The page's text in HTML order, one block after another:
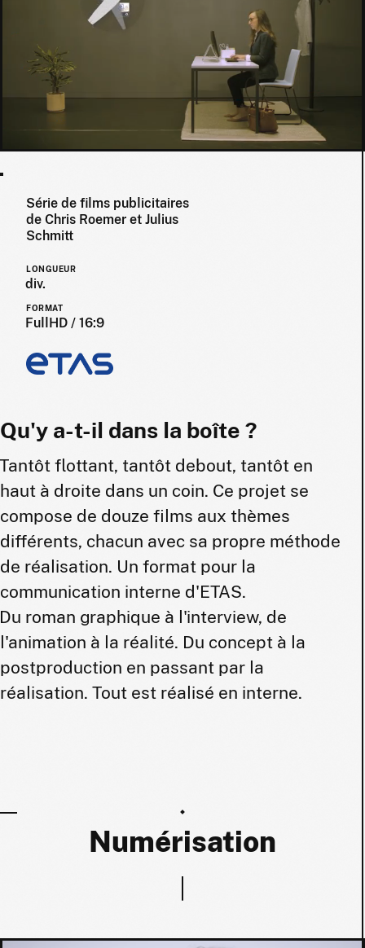
Série de films publicitaires
de Chris Roemer et Julius
Schmitt
LONGUEUR
div.
FORMAT
FullHD / 16:9
Qu'y a-t-il dans la boîte ?
flottant, tantôt debout, tantôt en
haut à droite dans un coin. Ce projet se
compose de douze films aux thèmes
différents, chacun avec sa propre méthode
de réalisation. Un format pour la
communication interne d'ETAS.
roman graphique à l'interview, de
l'animation à la réalité. Du concept à la
postproduction en passant par la
réalisation. Tout est réalisé en interne.
Numérisation